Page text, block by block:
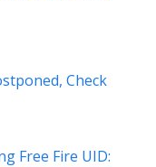
Check
Free Fire UID: